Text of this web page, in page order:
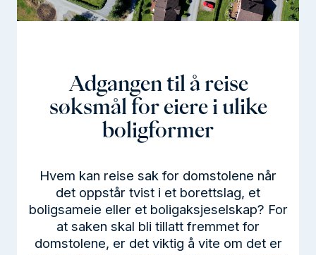
Adgangen til å reise
søksmål for eiere i ulike
boligformer
Hvem kan reise sak for domstolene når
det oppstår tvist i et borettslag, et
boligsameie eller et boligaksjeselskap? For
at saken skal bli tillatt fremmet for
domstolene, er det viktig å vite om det er